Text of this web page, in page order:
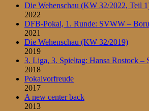
Die Wehenschau (KW 32/2022, Teil
2022
DFB-Pokal, 1. Runde: SVWW –
2021
Die Wehenschau (KW 32/2019)
2019
3. Liga, 3. Spieltag: Hansa Rostock –
2018
Pokalvorfreude
2017
A new center back
2013